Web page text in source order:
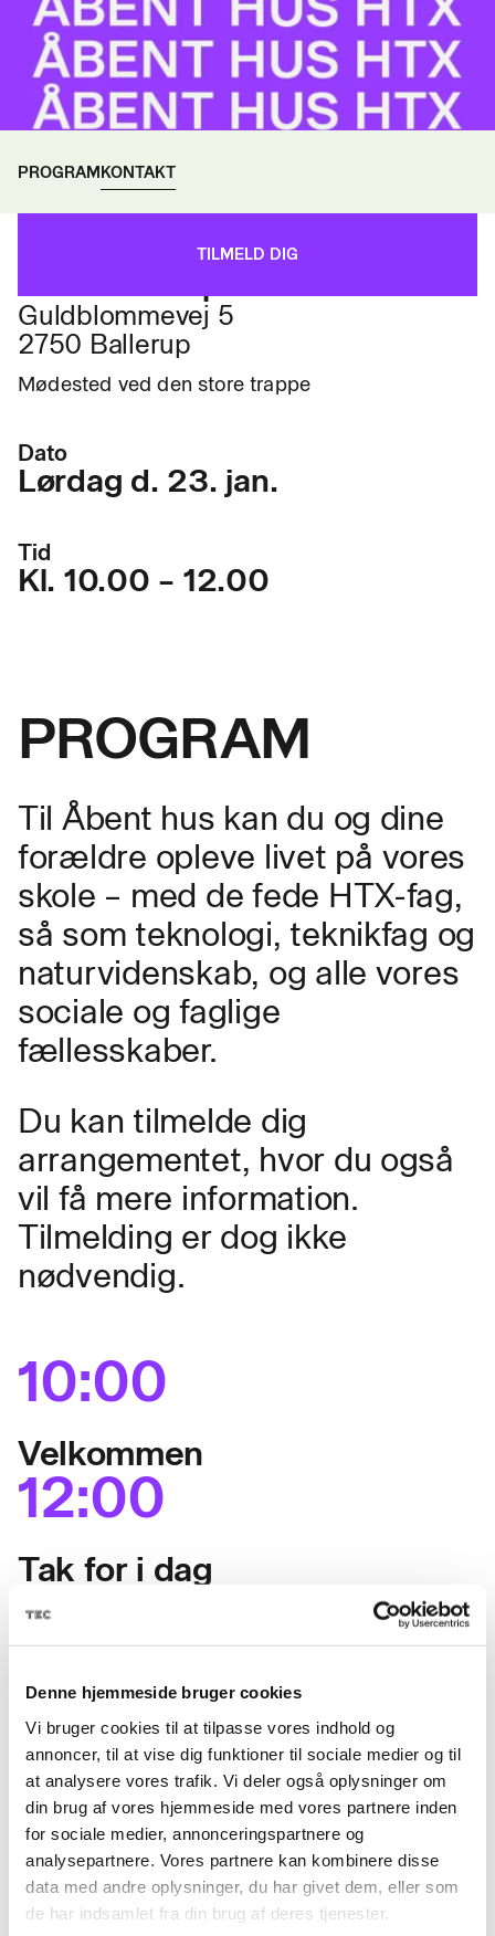
Denne hjemmeside bruger cookies
Vi bruger cookies til at tilpasse vores indhold og
annoncer, til at vise dig funktioner til sociale medier og til
at analysere vores trafik. Vi deler også oplysninger om
din brug af vores hjemmeside med vores partnere inden
for sociale medier, annonceringspartnere og
analysepartnere. Vores partnere kan kombinere disse
data med andre oplysninger, du har givet dem, eller som
de har indsamlet fra din brug af deres tjenester.
PROGRAM KONTAKT
TILMELD DIG
Guldblommevej 5
2750 Ballerup
Mødested ved den store trappe
Dato
Lørdag d. 23. jan.
Tid
Kl. 10.00 – 12.00
PROGRAM
Til Åbent hus kan du og dine
forældre opleve livet på vores
skole – med de fede HTX-fag,
så som teknologi, teknikfag og
naturvidenskab, og alle vores
sociale og faglige
fællesskaber.
Du kan tilmelde dig
arrangementet, hvor du også
vil få mere information.
Tilmelding er dog ikke
nødvendig.
10:00
Velkommen
12:00
Tak for i dag
KONTAKT EN
VEJLEDER
Hvis du skulle have spørgsmål kan du
kontakte følgende: